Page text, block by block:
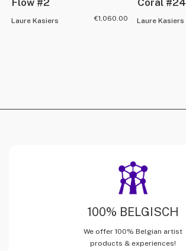
Laure Kasiers €1,060.00 Laure Kasiers
100% BELGISCH
We offer 100% Belgian artist
products & experiences!